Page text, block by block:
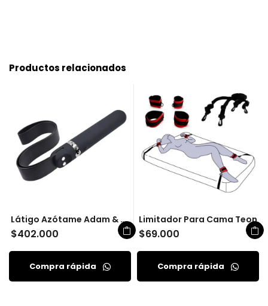
Productos relacionados
Látigo Azótame Adam & Eve
$402.000
Compra rápida
Limitador Para Cama Teon
$69.000
Compra rápida